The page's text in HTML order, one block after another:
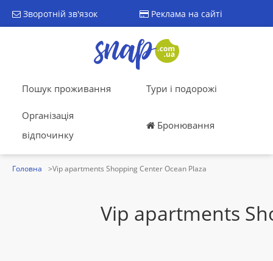
Зворотній зв'язок Реклама на сайті
Пошук проживання Тури і подорожі
Організація
відпочинку
Бронювання
Головна Vip apartments Shopping Center Ocean Plaza
Vip apartments